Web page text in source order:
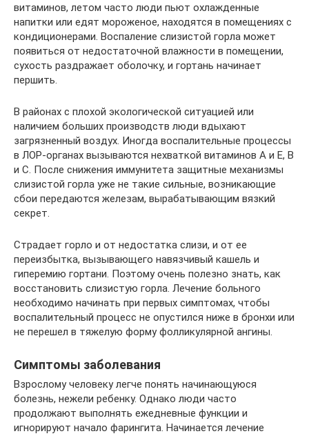
витаминов, летом часто люди пьют охлажденные
напитки или едят мороженое, находятся в помещениях с
кондиционерами. Воспаление слизистой горла может
появиться от недостаточной влажности в помещении,
сухость раздражает оболочку, и гортань начинает
першить.
В районах с плохой экологической ситуацией или
наличием больших производств люди вдыхают
загрязненный воздух. Иногда воспалительные процессы
в ЛОР-органах вызываются нехваткой витаминов А и Е, В
и С. После снижения иммунитета защитные механизмы
слизистой горла уже не такие сильные, возникающие
сбои передаются железам, вырабатывающим вязкий
секрет.
Страдает горло и от недостатка слизи, и от ее
переизбытка, вызывающего навязчивый кашель и
гиперемию гортани. Поэтому очень полезно знать, как
восстановить слизистую горла. Лечение больного
необходимо начинать при первых симптомах, чтобы
воспалительный процесс не опустился ниже в бронхи или
не перешел в тяжелую форму фолликулярной ангины.
Симптомы заболевания
Взрослому человеку легче понять начинающуюся
болезнь, нежели ребенку. Однако люди часто
продолжают выполнять ежедневные функции и
игнорируют начало фарингита. Начинается лечение